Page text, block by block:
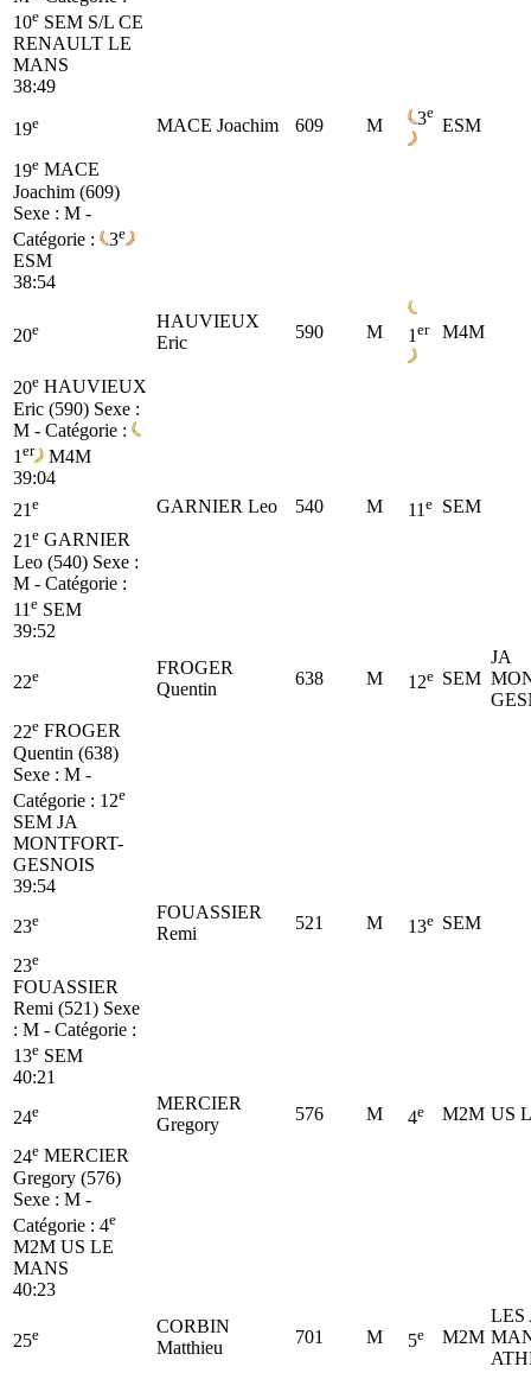
10e SEM S/L CE
RENAULT LE
MANS
38:49
19e MACE Joachim 609 M 3e
ESM
19e MACE
Joachim (609)
Sexe : M -
Catégorie :
3e
ESM
38:54
20e
HAUVIEUX
Eric
590 M 1 er M4M
20e HAUVIEUX
Eric (590) Sexe :
M - Catégorie :
1 er
M4M
39:04
21 e GARNIER Leo 540 M 11 e SEM
21 e GARNIER
Leo (540) Sexe :
M - Catégorie :
11 e SEM
39:52
22e
FROGER
Quentin
638 M 12e SEM
JA
22e FROGER
Quentin (638)
Sexe : M -
Catégorie : 12e
SEM JA
MONTFORT-
GESNOIS
39:54
23e
FOUASSIER
Remi
521 M 13e SEM
23e
FOUASSIER
Remi (521) Sexe
: M - Catégorie :
13e SEM
40:21
24e
MERCIER
Gregory
576 M 4e M2M US
24e MERCIER
Gregory (576)
Sexe : M -
Catégorie : 4e
M2M US LE
MANS
40:23
25e
CORBIN
Matthieu
701 M 5e M2M
LES